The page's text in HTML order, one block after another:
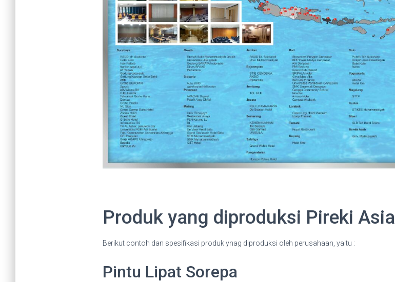
Produk yang diproduksi Pireki Asia
Berikut contoh dan spesifikasi produk ynag diproduksi oleh perusahaan, yaitu :
Pintu Lipat Sorepa